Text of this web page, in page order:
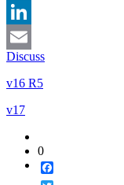
Twitter
LinkedIn
Email
Discuss
v16 R5
v17
0